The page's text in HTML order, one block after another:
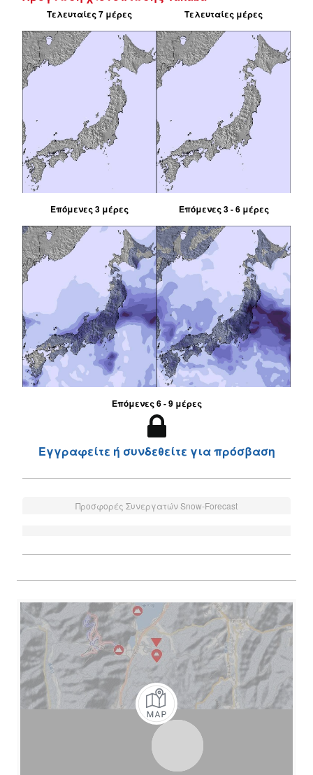
Τελευταίες 7 μέρες Τελευταίες μέρες
Επόμενες 3 μέρες Επόμενες 3 - 6 μέρες
Επόμενες 6 - 9 μέρες
Εγγραφείτε ή συνδεθείτε για πρόσβαση
Προσφορές Συνεργατών Snow-Forecast